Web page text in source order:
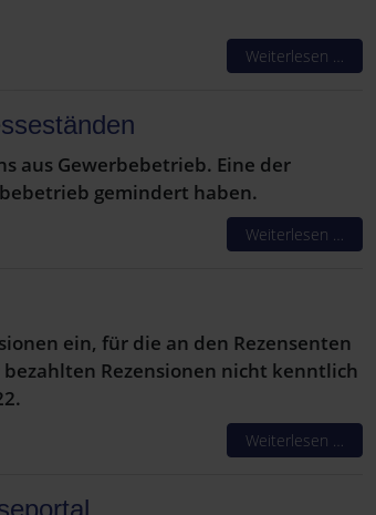
Weiterlesen …
aus Gewerbebetrieb. Eine der
gemindert haben.
Weiterlesen …
ein, für die an den Rezensenten
Rezensionen nicht kenntlich
Weiterlesen …